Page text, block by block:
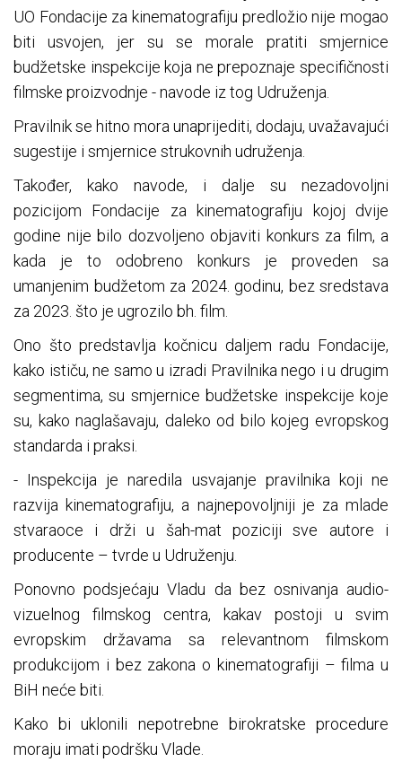
UO Fondacije za kinematografiju predložio nije mogao
biti usvojen, jer su se morale pratiti smjernice
budžetske inspekcije koja ne prepoznaje specifičnosti
filmske proizvodnje - navode iz tog Udruženja.
Pravilnik se hitno mora unaprijediti, dodaju, uvažavajući
sugestije i smjernice strukovnih udruženja.
Također, kako navode, i dalje su nezadovoljni
pozicijom Fondacije za kinematografiju kojoj dvije
godine nije bilo dozvoljeno objaviti konkurs za film, a
kada je to odobreno konkurs je proveden sa
umanjenim budžetom za 2024. godinu, bez sredstava
za 2023. što je ugrozilo bh. film.
Ono što predstavlja kočnicu daljem radu Fondacije,
kako ističu, ne samo u izradi Pravilnika nego i u drugim
segmentima, su smjernice budžetske inspekcije koje
su, kako naglašavaju, daleko od bilo kojeg evropskog
standarda i praksi.
- Inspekcija je naredila usvajanje pravilnika koji ne
razvija kinematografiju, a najnepovoljniji je za mlade
stvaraoce i drži u šah-mat poziciji sve autore i
producente – tvrde u Udruženju.
Ponovno podsjećaju Vladu da bez osnivanja audio-
vizuelnog filmskog centra, kakav postoji u svim
evropskim državama sa relevantnom filmskom
produkcijom i bez zakona o kinematografiji – filma u
BiH neće biti.
Kako bi uklonili nepotrebne birokratske procedure
moraju imati podršku Vlade.